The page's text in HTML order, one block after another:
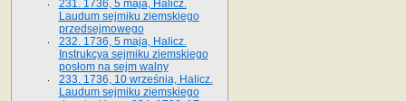
231. 1736, 5 maja, Halicz.
Laudum sejmiku ziemskiego
przedsejmowego
232. 1736, 5 maja, Halicz.
Instrukcya sejmiku ziemskiego
posłom na sejm walny
233. 1736, 10 września, Halicz.
Laudum sejmiku ziemskiego